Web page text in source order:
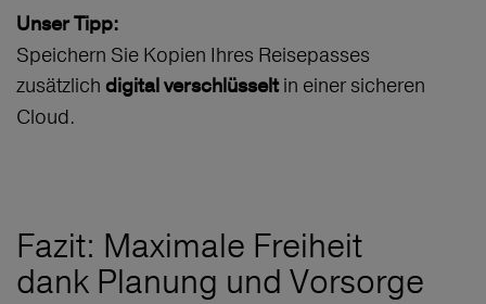
Unser Tipp:
Speichern Sie Kopien Ihres Reisepasses
zusätzlich digital verschlüsselt in einer sicheren
Cloud.
Fazit: Maximale Freiheit
dank Planung und Vorsorge